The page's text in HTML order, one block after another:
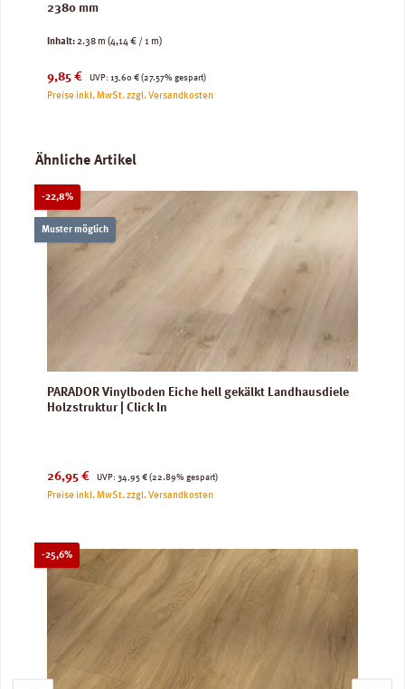
2380 mm
Inhalt:2.38 m (4,14 € / 1 m)
Verkaufspreis:
9,85 € UVP:
Regulärer Preis:
13,60 € (27.57% gespart)
Preise inkl. MwSt. zzgl. Versandkosten
Produktgalerie überspringen
Ähnliche Artikel
-22,8%Rabatt
Muster möglich
PARADOR Vinylboden Eiche hell gekälkt Landhausdiele
Holzstruktur | Click In
Verkaufspreis:
26,95 € UVP:
Regulärer Preis:
34,95 € (22.89% gespart)
Preise inkl. MwSt. zzgl. Versandkosten
-25,6%Rabatt